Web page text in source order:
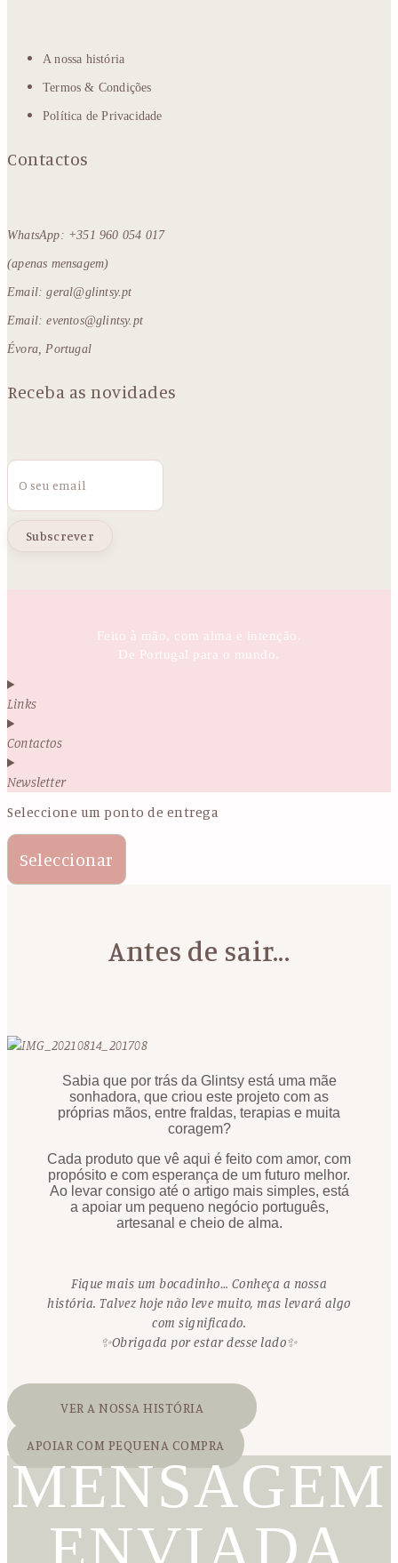
A nossa história
Termos & Condições
Política de Privacidade
Contactos
WhatsApp: +351 960 054 017
(apenas mensagem)
Email: geral@glintsy.pt
Email: eventos@glintsy.pt
Évora, Portugal
Receba as novidades
Email
Feito à mão, com alma e intenção.
De Portugal para o mundo.
Links
Contactos
Newsletter
Seleccione um ponto de entrega
Seleccionar
Antes de sair...
Sabia que por trás da Glintsy está uma mãe
sonhadora, que criou este projeto com as
próprias mãos, entre fraldas, terapias e muita
coragem?
Cada produto que vê aqui é feito com amor, com
propósito e com esperança de um futuro melhor.
Ao levar consigo até o artigo mais simples, está
a apoiar um pequeno negócio português,
artesanal e cheio de alma.
Fique mais um bocadinho… Conheça a nossa
história. Talvez hoje não leve muito, mas levará algo
com significado.
✨Obrigada por estar desse lado✨
VER A NOSSA HISTÓRIA
APOIAR COM PEQUENA COMPRA
MENSAGEM
ENVIADA